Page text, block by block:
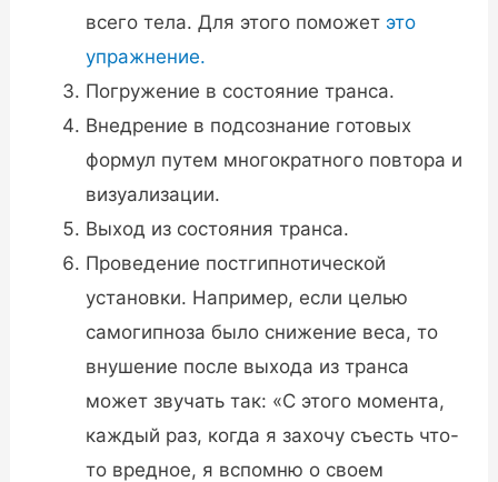
всего тела. Для этого поможет это
упражнение.
Погружение в состояние транса.
Внедрение в подсознание готовых
формул путем многократного повтора и
визуализации.
Выход из состояния транса.
Проведение постгипнотической
установки. Например, если целью
самогипноза было снижение веса, то
внушение после выхода из транса
может звучать так: «С этого момента,
каждый раз, когда я захочу съесть что-
то вредное, я вспомню о своем